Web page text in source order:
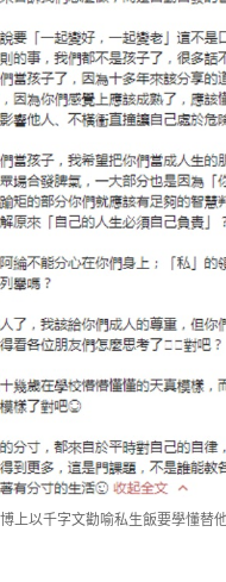
上以千字文勸喻私生飯要學懂替